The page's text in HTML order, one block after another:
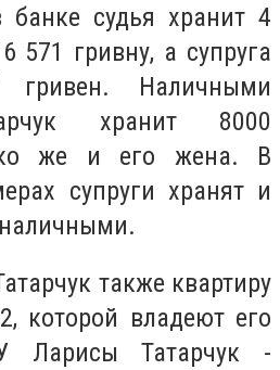
судья хранит 4
571 гривну, а супруга
Наличными
хранит 8000
же и его жена. В
супруги хранят и
также квартиру
которой владеют его
Ларисы Татарчук -